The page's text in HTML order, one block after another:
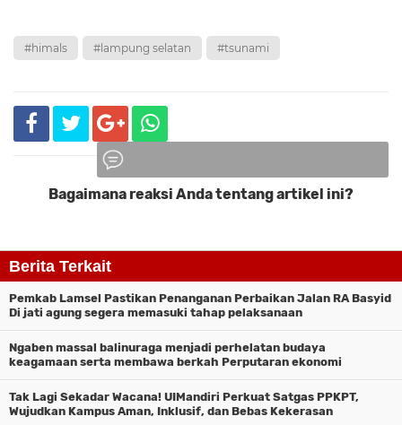
#himals #lampung selatan #tsunami
Komentar
Bagaimana reaksi Anda tentang artikel ini?
Berita Terkait
Pemkab Lamsel Pastikan Penanganan Perbaikan Jalan RA Basyid
Di jati agung segera memasuki tahap pelaksanaan
Ngaben massal balinuraga menjadi perhelatan budaya
keagamaan serta membawa berkah Perputaran ekonomi
Tak Lagi Sekadar Wacana! UIMandiri Perkuat Satgas PPKPT,
Wujudkan Kampus Aman, Inklusif, dan Bebas Kekerasan